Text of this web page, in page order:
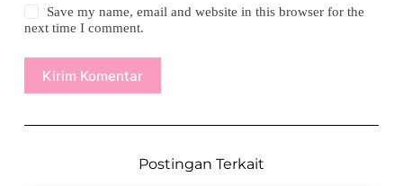
Save my name, email and website in this browser for the
next time I comment.
Kirim Komentar
Postingan Terkait